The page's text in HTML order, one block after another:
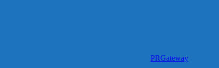
PRGateway